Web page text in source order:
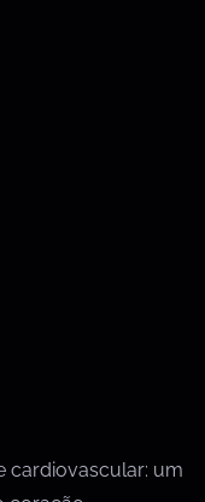
cardiovascular: um